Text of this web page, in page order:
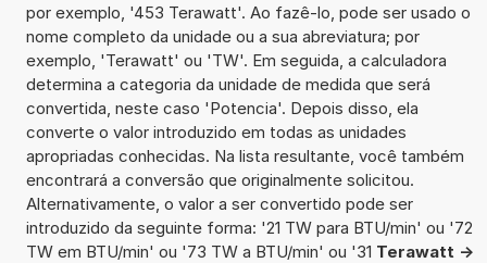
por exemplo, '453 Terawatt'. Ao fazê-lo, pode ser usado o
nome completo da unidade ou a sua abreviatura; por
exemplo, 'Terawatt' ou 'TW'. Em seguida, a calculadora
determina a categoria da unidade de medida que será
convertida, neste caso 'Potencia'. Depois disso, ela
converte o valor introduzido em todas as unidades
apropriadas conhecidas. Na lista resultante, você também
encontrará a conversão que originalmente solicitou.
Alternativamente, o valor a ser convertido pode ser
introduzido da seguinte forma: '21 TW para BTU/min' ou '72
TW em BTU/min' ou '73 TW a BTU/min' ou '31 Terawatt ->